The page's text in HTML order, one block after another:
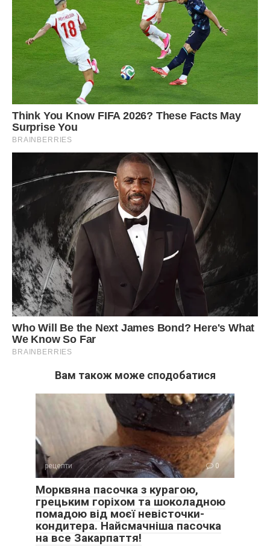
Вам також може сподобатися
рецепти 0
Морквяна пасочка з курагою,
грецьким горіхом та шоколадною
помадою від моєї невісточки-
кондитера. Найсмачніша пасочка
на все Закарпаття!